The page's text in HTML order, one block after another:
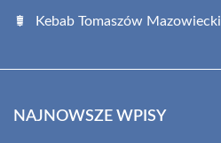
Kebab Tomaszów Mazowiecki
NAJNOWSZE WPISY